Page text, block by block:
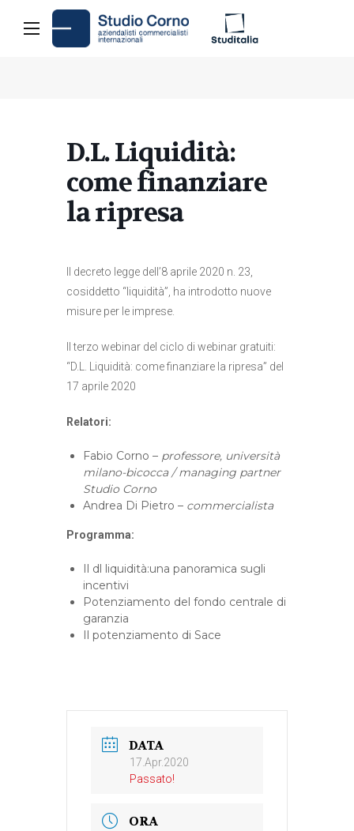
D.L. Liquidità:
come finanziare
la ripresa
Il decreto legge dell’8 aprile 2020 n. 23,
cosiddetto “liquidità”, ha introdotto nuove
misure per le imprese.
Il terzo webinar del ciclo di webinar gratuiti:
“D.L. Liquidità: come finanziare la ripresa” del
17 aprile 2020
Relatori:
Fabio Corno – professore, università
milano-bicocca / managing partner
Studio Corno
Andrea Di Pietro – commercialista
Programma:
Il dl liquidità:una panoramica sugli
incentivi
Potenziamento del fondo centrale di
garanzia
Il potenziamento di Sace
DATA
17.Apr.2020
Passato!
ORA